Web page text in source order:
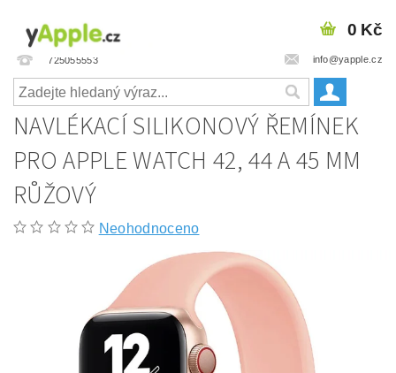
725055553 info@yapple.cz
0 Kč
NAVLÉKACÍ SILIKONOVÝ ŘEMÍNEK
PRO APPLE WATCH 42, 44 A 45 MM
RŮŽOVÝ
Neohodnoceno